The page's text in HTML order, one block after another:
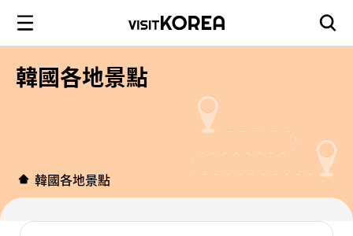
韓國各地景點
韓國各地景點